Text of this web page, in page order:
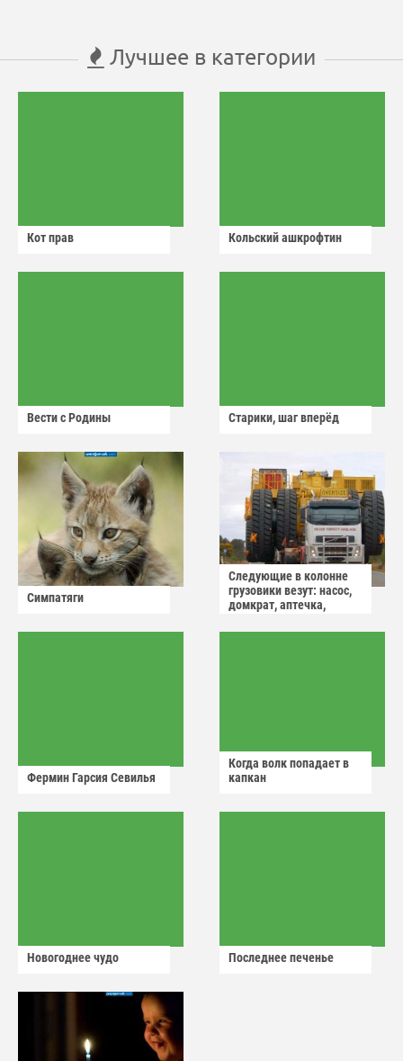
Лучшее в категории
Кот прав Кольский ашкрофтин
Вести с Родины Старики, шаг вперёд
Симпатяги
Следующие в колонне
грузовики везут: насос,
домкрат, аптечка,
Фермин Гарсия Севилья
Когда волк попадает в
капкан
Новогоднее чудо Последнее печенье